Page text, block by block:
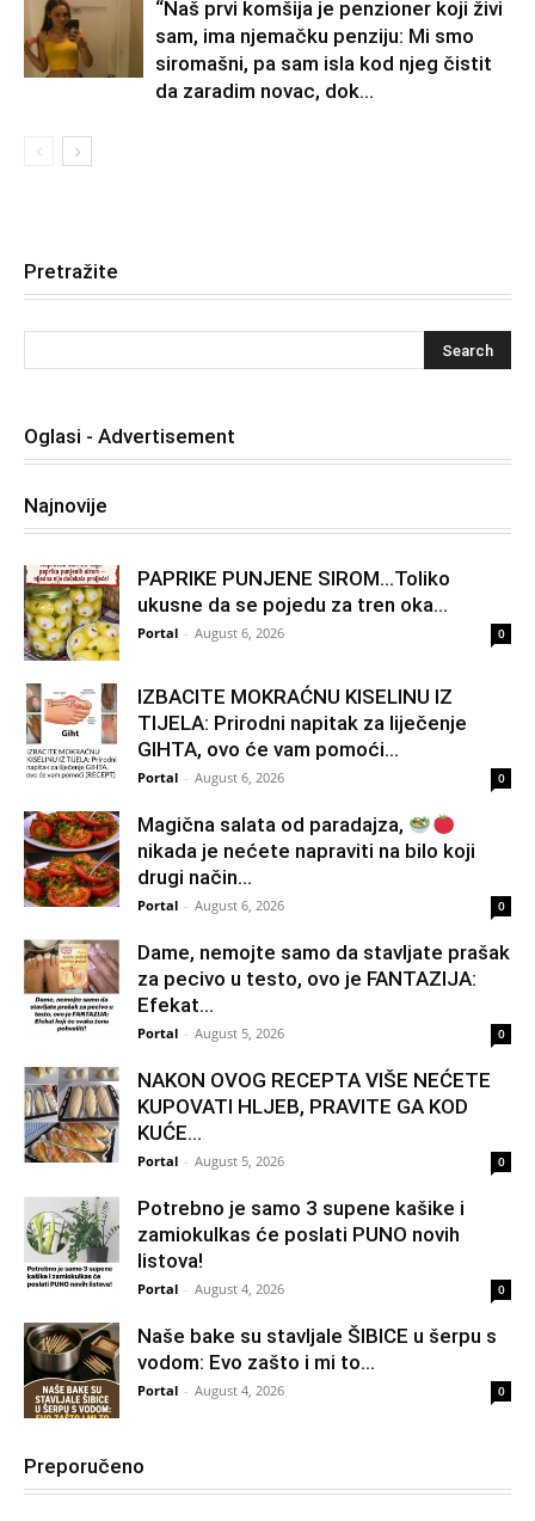
“Naš prvi komšija je penzioner koji živi
sam, ima njemačku penziju: Mi smo
siromašni, pa sam isla kod njeg čistit
da zaradim novac, dok...
Pretražite
Oglasi - Advertisement
Najnovije
PAPRIKE PUNJENE SIROM…Toliko
ukusne da se pojedu za tren oka…
Portal - August 6, 2026 0
IZBACITE MOKRAĆNU KISELINU IZ
TIJELA: Prirodni napitak za liječenje
GIHTA, ovo će vam pomoći...
Portal - August 6, 2026 0
Magična salata od paradajza,
nikada je nećete napraviti na bilo koji
drugi način…
Portal - August 6, 2026 0
Dame, nemojte samo da stavljate prašak
za pecivo u testo, ovo je FANTAZIJA:
Efekat...
Portal - August 5, 2026 0
NAKON OVOG RECEPTA VIŠE NEĆETE
KUPOVATI HLJEB, PRAVITE GA KOD
KUĆE…
Portal - August 5, 2026 0
Potrebno je samo 3 supene kašike i
zamiokulkas će poslati PUNO novih
listova!
Portal - August 4, 2026 0
Naše bake su stavljale ŠIBICE u šerpu s
vodom: Evo zašto i mi to...
Portal - August 4, 2026 0
Preporučeno